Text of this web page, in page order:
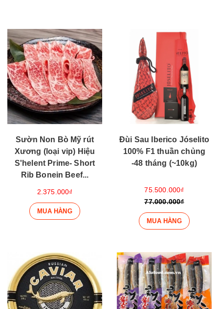
Sườn Non Bò Mỹ rút
Xương (loại vip) Hiệu
S'helent Prime- Short
Rib Bonein Beef...
2.375.000₫
MUA HÀNG
Đùi Sau Iberico Jóselito
100% F1 thuần chủng
-48 tháng (~10kg)
75.500.000₫
77.000.000₫
MUA HÀNG